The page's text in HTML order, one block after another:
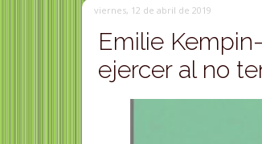
viernes, 12 de abril de 2019
Emilie
ejercer al no